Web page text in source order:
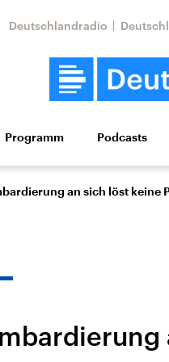
Deutschlandradio
Wirtschaft Wissen
Programm Podcasts
an sich löst keine